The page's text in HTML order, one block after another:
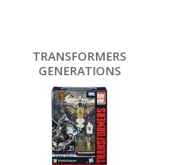
TRANSFORMERS
GENERATIONS
FILMOVÁ FIGÚRKA
RADY VOYAGER